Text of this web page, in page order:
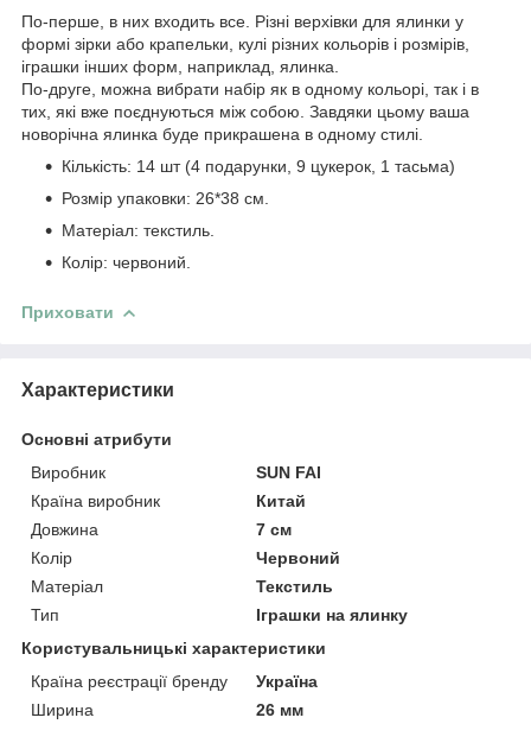
По-перше, в них входить все. Різні верхівки для ялинки у
формі зірки або крапельки, кулі різних кольорів і розмірів,
іграшки інших форм, наприклад, ялинка.
По-друге, можна вибрати набір як в одному кольорі, так і в
тих, які вже поєднуються між собою. Завдяки цьому ваша
новорічна ялинка буде прикрашена в одному стилі.
Кількість: 14 шт (4 подарунки, 9 цукерок, 1 тасьма)
Розмір упаковки: 26*38 см.
Матеріал: текстиль.
Колір: червоний.
Приховати
Характеристики
Основні атрибути
Виробник
SUN FAI
Країна виробник
Китай
Довжина
7 см
Колір
Червоний
Матеріал
Текстиль
Тип
Іграшки на ялинку
Користувальницькі характеристики
Країна реєстрації бренду
Україна
Ширина
26 мм